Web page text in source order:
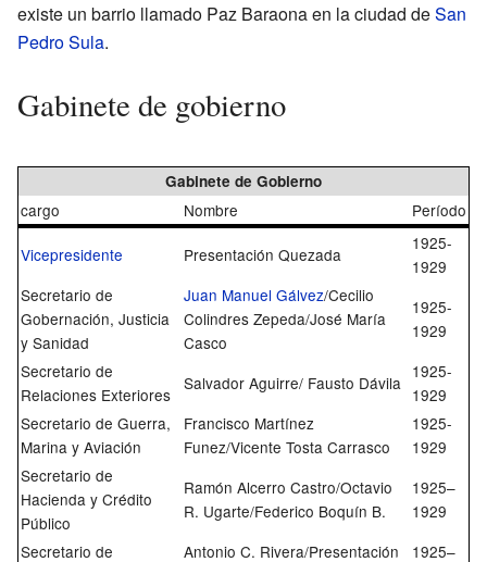
existe un barrio llamado Paz Baraona en la ciudad deSan
Pedro Sula.
Gabinete de gobierno
Gabinete de Gobierno
cargo Nombre Período
Vicepresidente Presentación Quezada
1925-
1929
Secretario de
Gobernación, Justicia
y Sanidad
Juan Manuel Gálvez/Cecilio
Colindres Zepeda/José María
Casco
1925-
1929
Secretario de
Relaciones Exteriores
Salvador Aguirre/ Fausto Dávila
1925-
1929
Secretario de Guerra,
Marina y Aviación
Francisco Martínez
Funez/Vicente Tosta Carrasco
1925-
1929
Secretario de
Hacienda y Crédito
Público
Ramón Alcerro Castro/Octavio
R. Ugarte/Federico Boquín B.
1925–
1929
Secretario de
Antonio C. Rivera/Presentación
1925–